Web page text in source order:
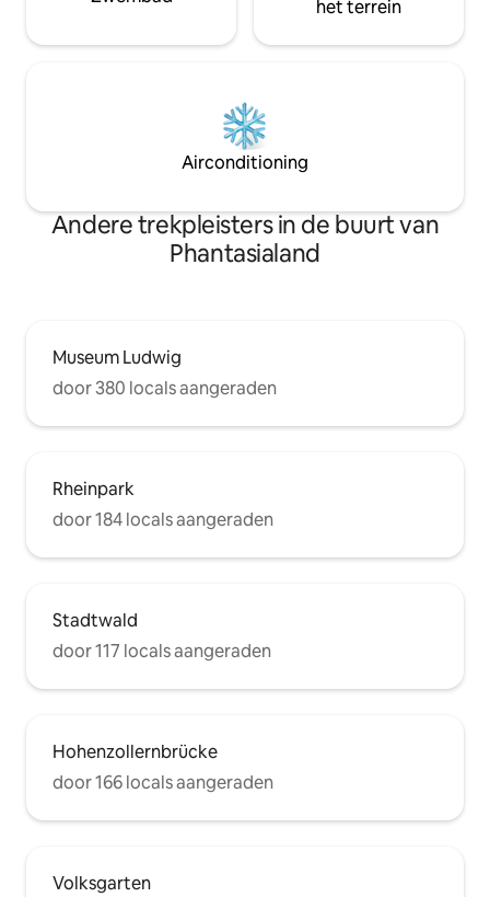
het terrein
Airconditioning
Andere trekpleisters in de buurt van
Phantasialand
Museum Ludwig
door 380 locals aangeraden
Rheinpark
door 184 locals aangeraden
Stadtwald
door 117 locals aangeraden
Hohenzollernbrücke
door 166 locals aangeraden
Volksgarten